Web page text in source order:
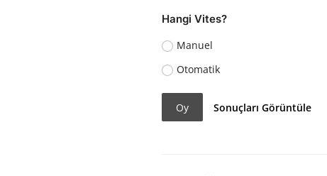
Hangi Vites?
Manuel
Otomatik
Oy Sonuçları Görüntüle